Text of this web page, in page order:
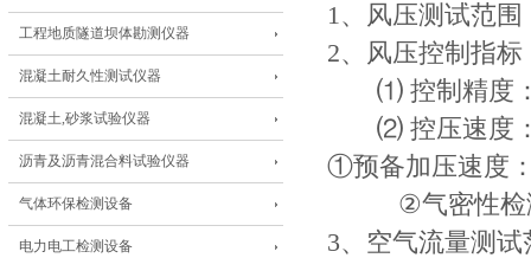
工程地质隧道坝体勘测仪器
混凝土耐久性测试仪器
混凝土,砂浆试验仪器
沥青及沥青混合料试验仪器
气体环保检测设备
电力电工检测设备
1、风压测试范
2、风压控制指标
⑴ 控制精度：
⑵ 控压速度
①预备加压速度：
②气密性检测
3、空气流量测